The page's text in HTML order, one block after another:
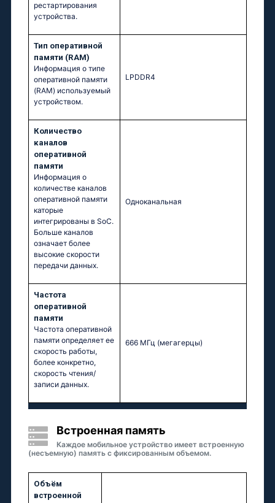
рестартирования
устройства.
Тип оперативной
памяти (RAM)
Информация о типе
оперативной памяти
(RAM) используемый
устройством.
LPDDR4
Количество
каналов
оперативной
памяти
Информация о
количестве каналов
оперативной памяти
каторые
интегрированы в SoC.
Больше каналов
означает более
высокие скорости
передачи данных.
Одноканальная
Частота
оперативной
памяти
Частота оперативной
памяти определяет ее
скорость работы,
более конкретно,
скорость чтения/
записи данных.
666 МГц (мегагерцы)
Встроенная память
Каждое мобильное устройство имеет встроенную
(несъемную) память с фиксированным объемом.
Объём
встроенной